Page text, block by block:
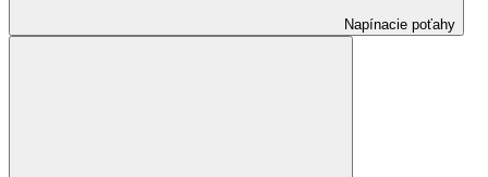
Napínacie poťahy